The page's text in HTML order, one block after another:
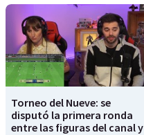
Torneo del Nueve: se
disputó la primera ronda
entre las figuras del canal y